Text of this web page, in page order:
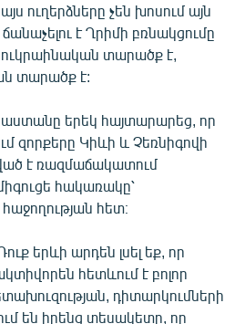
ուղերձները չեն խոսում այն
է Ղրիմի բռնակցումը
ուկրաինական տարածք է,
տարածք է:
երեկ հայտարարեց, որ
զորքերը Կիևի և Չեռնիգովի
է ռազմաճակատում
հակառակը՝
հետ։
երևի արդեն լսել եք, որ
հետևում է բոլոր
դիտարկումների
են իրենց տեսակետը, որ